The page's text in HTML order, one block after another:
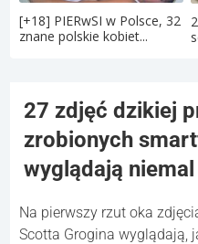
[+18] PIERwSI w Polsce, 32
znane polskie kobiet...
27 zdjęć dzikiej
zrobionych
wyglądają
Na pierwszy rzut oka
Scotta Grogina wyglądają,